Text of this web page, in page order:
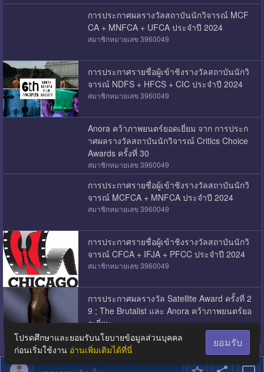
การประกาศผลรางวัลสถาบันนักวิจารณ์ MCF
CA + MNFCA + UFCA ประจำปี 2024
สมาชิกหมายเลข 3960049
การประกาศรายชื่อผู้เข้าชิงรางวัลสถาบันนักวิ
จารณ์ NDFS + HFCS + CIC ประจำปี 2024
สมาชิกหมายเลข 3960049
Anora คว้าภาพยนตร์ยอดเยี่ยม จาก การประก
าศผลรางวัลสถาบันนักวิจารณ์ Critics Choice
Awards ครั้งที่ 30
สมาชิกหมายเลข 3960049
การประกาศรายชื่อผู้เข้าชิงรางวัลสถาบันนักวิ
จารณ์ MCFCA + MNFCA ประจำปี 2024
สมาชิกหมายเลข 3960049
การประกาศรายชื่อผู้เข้าชิงรางวัลสถาบันนักวิ
จารณ์ CFCA + IFJA + PFCC ประจำปี 2024
สมาชิกหมายเลข 3960049
การประกาศผลรางวัล Satellite Award ครั้งที่ 2
9 ; The Brutalist และ Anora คว้าภาพยนตร์ยอ
ดเยี่ยม
สมาชิกหมายเลข 3960049
โปรดศึกษาและยอมรับนโยบายข้อมูลส่วนบุคคล
ก่อนเริ่มใช้งาน อ่านเพิ่มเติมได้ที่นี่
ยอมรับ